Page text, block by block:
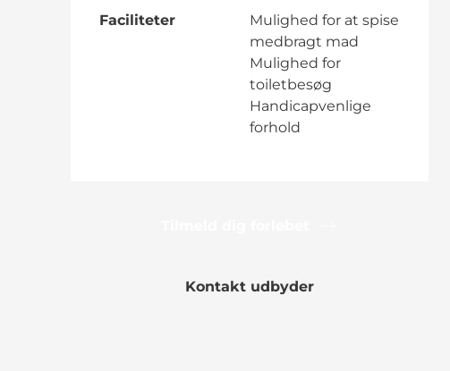
Faciliteter
Mulighed for at spise
medbragt mad
Mulighed for
toiletbesøg
Handicapvenlige
forhold
Kontakt udbyder